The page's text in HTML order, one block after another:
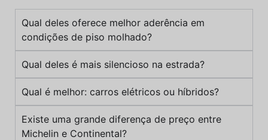
Qual deles oferece melhor aderência em
condições de piso molhado?
Qual deles é mais silencioso na estrada?
Qual é melhor: carros elétricos ou híbridos?
Existe uma grande diferença de preço entre
Michelin e Continental?